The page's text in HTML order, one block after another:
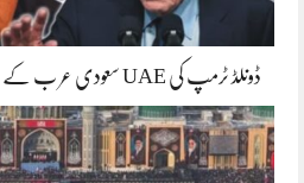
ڈونلڈ ٹرمپ کی UAE سعودی عر ب کے ساتھ تعلقات کی وجہ ان کی…